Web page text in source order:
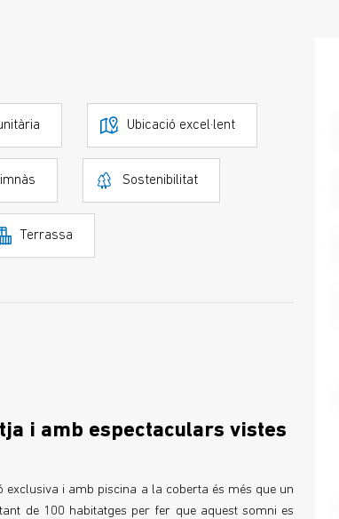
Ubicació excel·lent
Sostenibilitat
Terrassa
i amb espectaculars vistes
i amb piscina a la coberta és més que un
de 100 habitatges per fer que aquest somni es